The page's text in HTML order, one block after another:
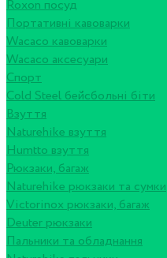
Roxon посуд
Портативні кавоварки
Wacaco кавоварки
Wacaco аксесуари
Спорт
Cold Steel бейсбольні біти
Взуття
Naturehike взуття
Humtto взуття
Рюкзаки, багаж
Naturehike рюкзаки та сумки
Victorinox рюкзаки, багаж
Deuter рюкзаки
Пальники та обладнання